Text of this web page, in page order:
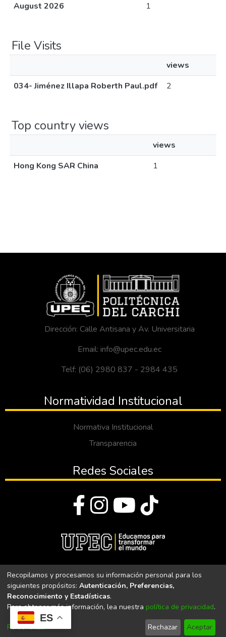
ES
August 2026
1
File Visits
views
034- Jiménez Illapa Roberth Paul.pdf
2
Top country views
views
Hong Kong SAR China
1
Dirección: Calle Antisana y Av. Universitaria
Email: info@upec.edu.ec
Telf: (06) 2980 837 - 2984 435
Normatividad Institucional
Normativa Institucional
Transparencia
Redes Sociales
Universidad Politécnica Estatal del Carchi
Universidad Politécnica Estatal del Carchi | Acreditada por el
CACES Resolución N°. 160-SE-33-CACES-2020
Recopilamos y procesamos su información personal para los
siguientes propósitos: Autenticación, Preferencias,
Reconocimiento y Estadísticas.
Para obtener más información, lea nuestra política de privacidad.
Personalizar Rechazar Aceptar